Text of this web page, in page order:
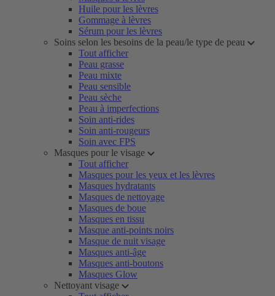
Huile pour les lèvres
Gommage à lèvres
Sérum pour les lèvres
Soins selon les besoins de la peau/le type de peau
Tout afficher
Peau grasse
Peau mixte
Peau sensible
Peau sèche
Peau à imperfections
Soin anti-rides
Soin anti-rougeurs
Soin avec FPS
Masques pour le visage
Tout afficher
Masques pour les yeux et les lèvres
Masques hydratants
Masques de nettoyage
Masques de boue
Masques en tissu
Masque anti-points noirs
Masque de nuit visage
Masques anti-âge
Masques anti-boutons
Masques Glow
Nettoyant visage